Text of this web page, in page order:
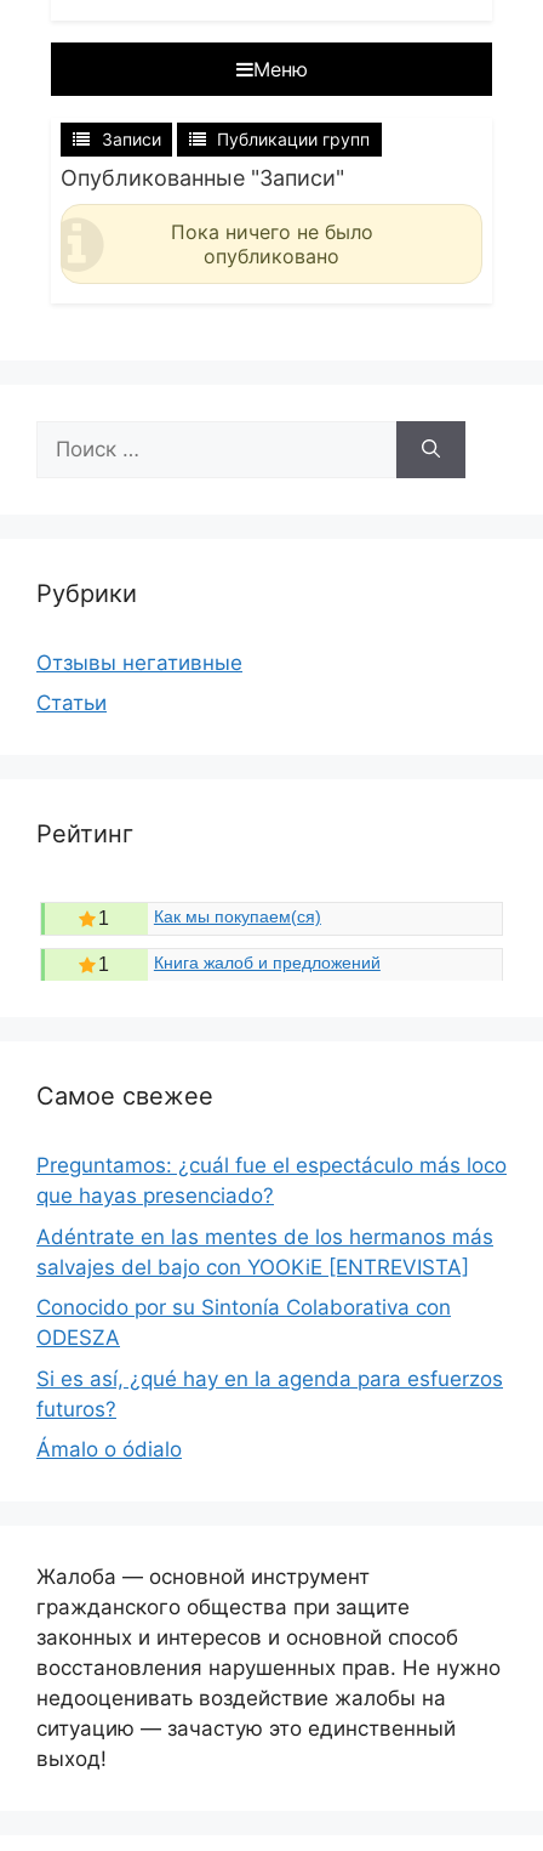
Меню
Записи Публикации групп
Опубликованные "Записи"
Пока ничего не было
опубликовано
Рубрики
Отзывы негативные
Статьи
Рейтинг
1 Как мы покупаем(ся)
1 Книга жалоб и предложений
Самое свежее
Preguntamos: ¿cuál fue el espectáculo más loco
que hayas presenciado?
Adéntrate en las mentes de los hermanos más
salvajes del bajo con YOOKiE [ENTREVISTA]
Conocido por su Sintonía Colaborativa con
ODESZA
Si es así, ¿qué hay en la agenda para esfuerzos
futuros?
Ámalo o ódialo
Жалоба — основной инструмент
гражданского общества при защите
законных и интересов и основной способ
восстановления нарушенных прав. Не нужно
недооценивать воздействие жалобы на
ситуацию — зачастую это единственный
выход!